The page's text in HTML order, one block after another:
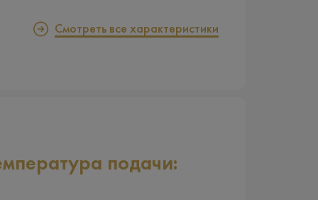
Смотреть все характеристики
подачи: